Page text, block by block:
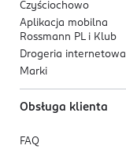
Czyściochowo
Aplikacja mobilna
Rossmann PL i Klub
Drogeria internetowa
Marki
Obsługa klienta
FAQ